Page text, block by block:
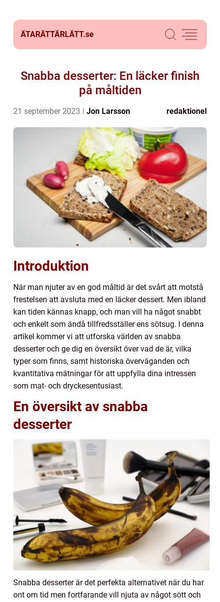
ÄTARÄTTÄRLÄTT.se
Snabba desserter: En läcker finish
på måltiden
21 september 2023 Jon Larsson redaktionel
Introduktion
När man njuter av en god måltid är det svårt att motstå
frestelsen att avsluta med en läcker dessert. Men ibland
kan tiden kännas knapp, och man vill ha något snabbt
och enkelt som ändå tillfredsställer ens sötsug. I denna
artikel kommer vi att utforska världen av snabba
desserter och ge dig en översikt över vad de är, vilka
typer som finns, samt historiska överväganden och
kvantitativa mätningar för att uppfylla dina intressen
som mat- och dryckesentusiast.
En översikt av snabba
desserter
Snabba desserter är det perfekta alternativet när du har
ont om tid men fortfarande vill njuta av något sött och